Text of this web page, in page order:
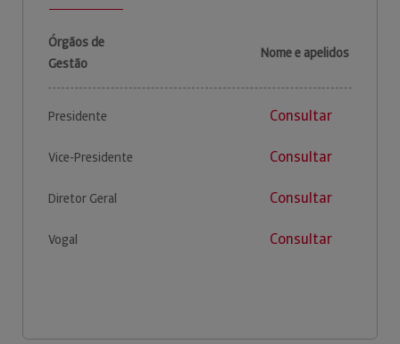
Órgãos de
Gestão
Nome e apelidos
Presidente Consultar
Vice-Presidente Consultar
Diretor Geral Consultar
Vogal Consultar